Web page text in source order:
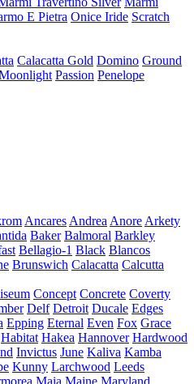
E Pietra Onice Iride Scratch
Calacatta Gold Domino Ground
Passion Penelope
Ancares Andrea Anore Arkety
Baker Balmoral Barkley
Bellagio-1 Black Blancos
Brunswich Calacatta Calcutta
Concept Concrete Coverty
Delf Detroit Ducale Edges
Epping Eternal Even Fox Grace
Habitat Hakea Hannover Hardwood
Invictus June Kaliva Kamba
Kunny Larchwood Leeds